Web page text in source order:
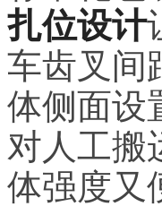
扎位设计
车齿叉间
体侧面设
对人工搬
体强度又